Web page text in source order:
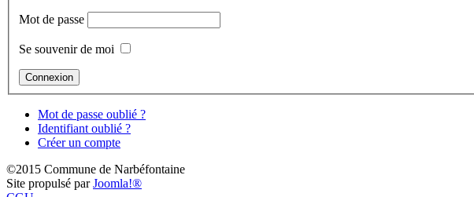
Mot de passe
Se souvenir de moi
Mot de passe oublié ?
Identifiant oublié ?
Créer un compte
©2015 Commune de Narbéfontaine
Site propulsé parJoomla!®